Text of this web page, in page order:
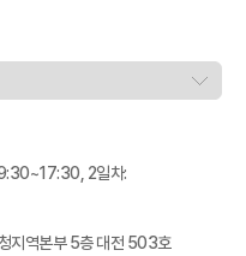
2일차:
지역본부 5층 대전 503호